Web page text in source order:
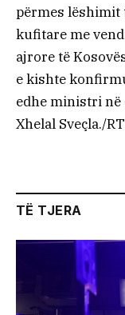
përmes lëshimit
kufitare me
ajrore të
e kishte
edhe ministri në
Xhelal Sveçla./
TË TJERA